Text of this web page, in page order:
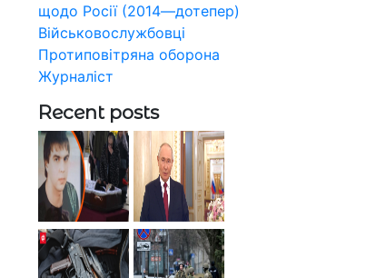
щодо Росії (2014—дотепер)
Військовослужбовці
Протиповітряна оборона
Журналіст
Recent posts